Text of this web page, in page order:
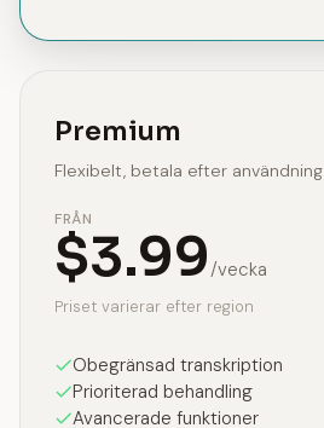
Premium
Flexibelt, betala efter användning
FRÅN
$3.99/vecka
Priset varierar efter region
Obegränsad transkription
Prioriterad behandling
Avancerade funktioner